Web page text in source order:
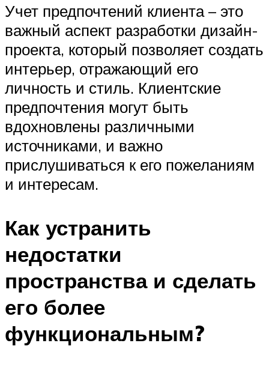
Учет предпочтений клиента – это
важный аспект разработки дизайн-
проекта, который позволяет создать
интерьер, отражающий его
личность и стиль. Клиентские
предпочтения могут быть
вдохновлены различными
источниками, и важно
прислушиваться к его пожеланиям
и интересам.
Как устранить
недостатки
пространства и сделать
его более
функциональным?